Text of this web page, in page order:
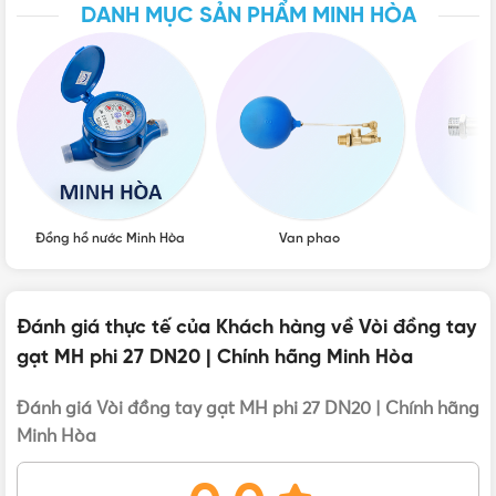
KHỐI LƯỢNG
THƯƠNG HIỆU Minh Hòa
KÍCH THƯỚC DN20 - Φ27mm
CHUYÊN NGHIỆP
Hotline:0912917977
Email:cskh@vattu365.com
DANH MỤC SẢN PHẨM MINH HÒA
Đồng hồ nước Minh Hòa Van phao
Đánh giá thực tế của Khách hàng về Vòi đồng tay
gạt MH phi 27 DN20 | Chính hãng Minh Hòa
Đánh giá Vòi đồng tay gạt MH phi 27 DN20 | Chính hãng
Minh Hòa